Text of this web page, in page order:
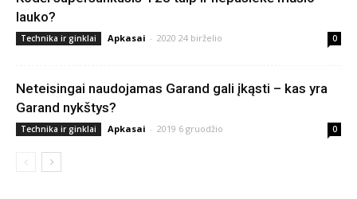
lauko?
Technika ir ginklai Apkasai - 2020 24 birželio 0
Neteisingai naudojamas Garand gali įkąsti – kas yra
Garand nykštys?
Technika ir ginklai Apkasai - 2019 6 gruodžio 0